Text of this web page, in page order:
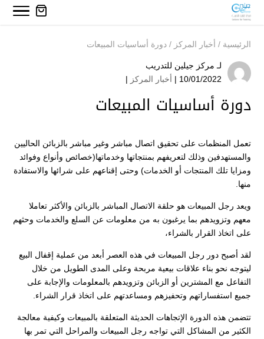
الرئيسية / أخبار المركز / دورة أساسيات المبيعات
لـ مركز جيلين للتدريب
10/01/2022 |
أخبار المركز |
دورة أساسيات المبيعات
تعمل المنظمات على تحقيق اتصال مباشر وغير مباشر بالزبائن الحاليين
والمستهدفين وذلك لتعريفهم بمنتجاتها وخدماتها(خصائص وأنواع وفوائد
ومزايا تلك المنتجات أو الخدمات) وحتى إقناعهم على شرائها والاستفادة
منها.
ويعد رجل المبيعات هو حلقة الاتصال المباشر بالزبائن والأكثر تعاملا
معهم وتزويدهم بما يرغبون به من معلومات عن السلع والخدمات وحثهم
على اتخاذ القرار بالشراء،
لقد أصبح دور رجل المبيعات في هذه العصر أبعد من عملية إقفال البيع
ليتوجه نحو بناء علاقات بيعية مربحة وعلى المدى الطويل من خلال
التفاعل مع المشترين أو الزبائن وتزويدهم بالمعلومات والإجابة على
جميع استفساراتهم وتحفيزهم ومساعدتهم على اتخاذ قرار الشراء.
تتضمن هذه الدورة الإتجاهات الحديثة المتعلقة بالمبيعات وكيفية معالجة
الكثير من المشاكل التي تواجه رجل المبيعات والمراحل التي تمر بها